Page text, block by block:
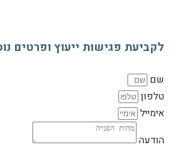
לקביעת פגישות ייעוץ ופרטים
שם
טלפון
אימייל
הודעה